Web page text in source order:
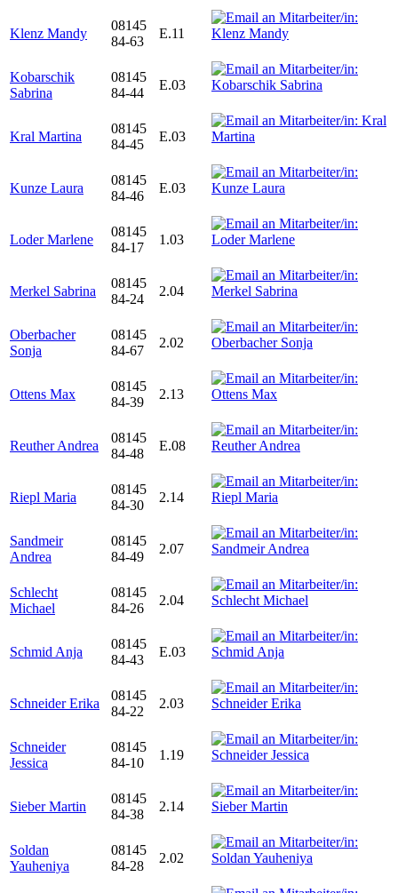
Klenz Mandy
08145
84-63
E.11
Kobarschik
Sabrina
08145
84-44
E.03
Kral Martina
08145
84-45
E.03
Kunze Laura
08145
84-46
E.03
Loder Marlene
08145
84-17
1.03
Merkel Sabrina
08145
84-24
2.04
Oberbacher
Sonja
08145
84-67
2.02
Ottens Max
08145
84-39
2.13
Reuther Andrea
08145
84-48
E.08
Riepl Maria
08145
84-30
2.14
Sandmeir
Andrea
08145
84-49
2.07
Schlecht
Michael
08145
84-26
2.04
Schmid Anja
08145
84-43
E.03
Schneider Erika
08145
84-22
2.03
Schneider
Jessica
08145
84-10
1.19
Sieber Martin
08145
84-38
2.14
Soldan
Yauheniya
08145
84-28
2.02